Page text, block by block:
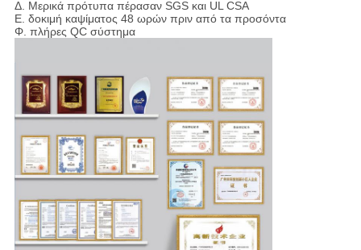
Δ. Μερικά πρότυπα πέρασαν SGS και UL CSA
Ε. δοκιμή καψίματος 48 ωρών πριν από τα προσόντα
Φ. πλήρες QC σύστημα